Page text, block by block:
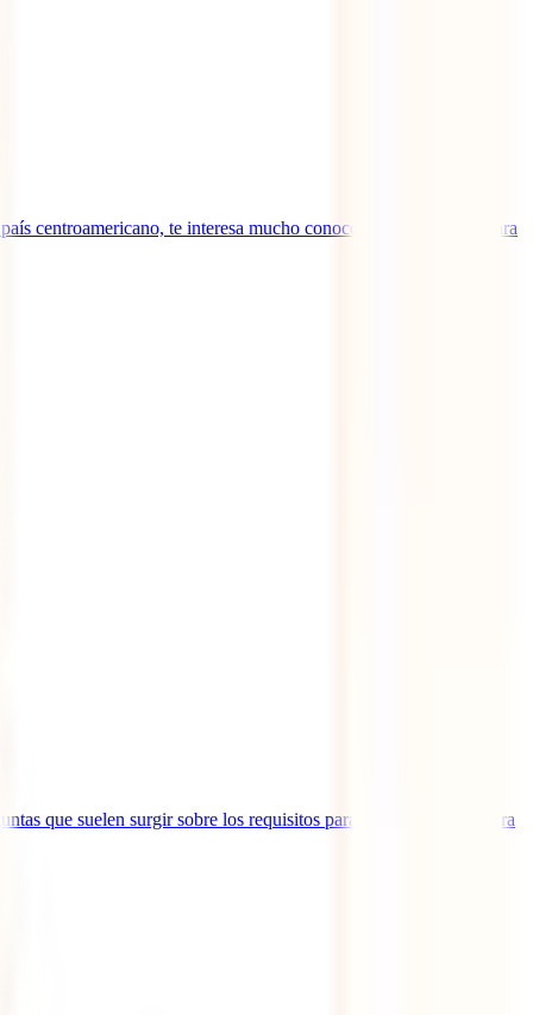
centroamericano, te interesa mucho conocer qué se necesita para
que suelen surgir sobre los requisitos para viajar a Canadá para